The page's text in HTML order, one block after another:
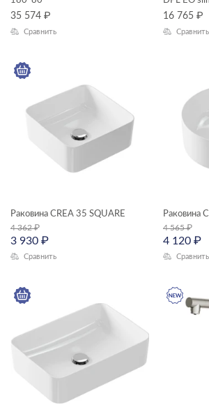
ЦВЕТ
КОЛЛЕКЦИЯ
35 574 ₽
Сравнить
16 765 ₽
Сравнить
Раковина CREA 35 SQUARE
4 362₽
3 930 ₽
Сравнить
Раковина
4 565₽
4 120 ₽
Сравнить